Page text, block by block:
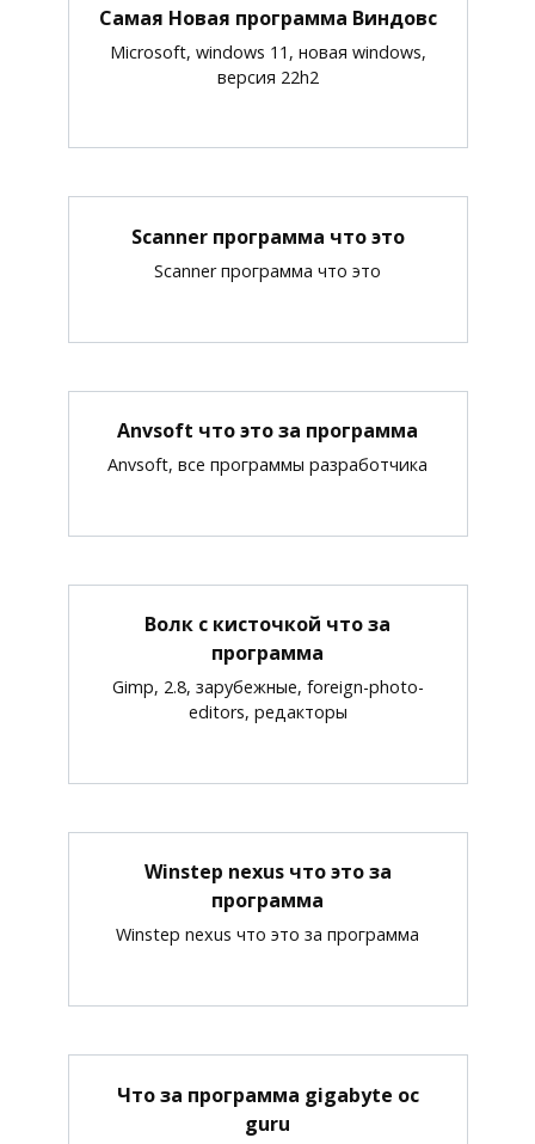
Самая Новая программа Виндовс
Microsoft, windows 11, новая windows,
версия 22h2
Scanner программа что это
Scanner программа что это
Anvsoft что это за программа
Anvsoft, все программы разработчика
Волк с кисточкой что за
программа
Gimp, 2.8, зарубежные, foreign-photo-
editors, редакторы
Winstep nexus что это за
программа
Winstep nexus что это за программа
Что за программа gigabyte oc
guru